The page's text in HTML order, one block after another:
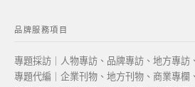
品牌服務項目
專題採訪｜人物專訪、品牌專訪、地方專訪
專題代編｜企業刊物、地方刊物、商業專欄